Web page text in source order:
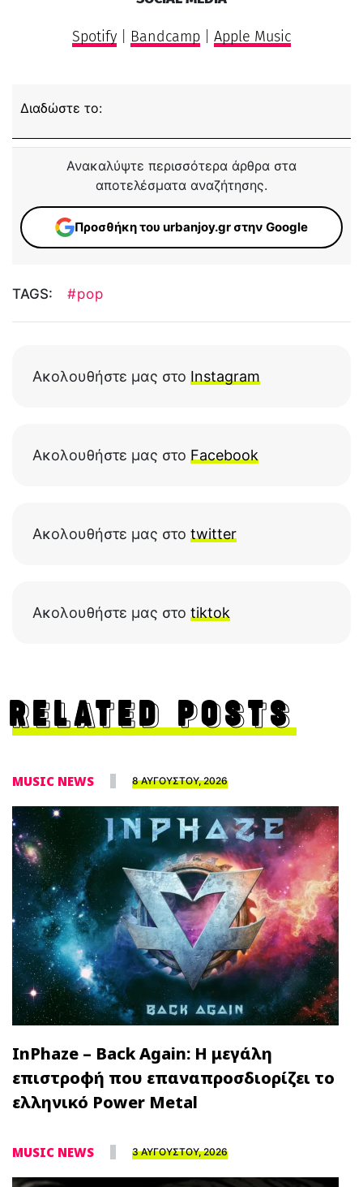
Spotify Bandcamp Apple Music
Διαδώστε το:
Ανακαλύψτε περισσότερα άρθρα στα
αποτελέσματα αναζήτησης.
Προσθήκη του urbanjoy.gr στην Google
TAGS: #pop
Ακολουθήστε μας στο Instagram
Ακολουθήστε μας στο Facebook
Ακολουθήστε μας στο twitter
Ακολουθήστε μας στο tiktok
RELATED POSTS
MUSIC NEWS 8 ΑΥΓΟΥΣΤΟΥ, 2026
InPhaze – Back Again: Η μεγάλη
επιστροφή που επαναπροσδιορίζει το
ελληνικό Power Metal
MUSIC NEWS 3 ΑΥΓΟΥΣΤΟΥ, 2026